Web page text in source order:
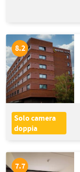
7.7
8.2
Solo camera
doppia